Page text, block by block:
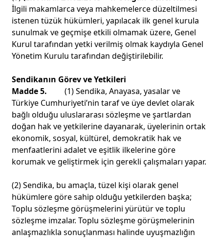
İlgili makamlarca veya mahkemelerce düzeltilmesi
istenen tüzük hükümleri, yapılacak ilk genel kurula
sunulmak ve geçmişe etkili olmamak üzere, Genel
Kurul tarafından yetki verilmiş olmak kaydıyla Genel
Yönetim Kurulu tarafından değiştirilebilir.
Sendikanın Görev ve Yetkileri
Madde 5. (1) Sendika, Anayasa, yasalar ve
Türkiye Cumhuriyeti’nin taraf ve üye devlet olarak
bağlı olduğu uluslararası sözleşme ve şartlardan
doğan hak ve yetkilerine dayanarak, üyelerinin ortak
ekonomik, sosyal, kültürel, demokratik hak ve
menfaatlerini adalet ve eşitlik ilkelerine göre
korumak ve geliştirmek için gerekli çalışmaları yapar.
(2) Sendika, bu amaçla, tüzel kişi olarak genel
hükümlere göre sahip olduğu yetkilerden başka;
Toplu sözleşme görüşmelerini yürütür ve toplu
sözleşme imzalar. Toplu sözleşme görüşmelerinin
anlaşmazlıkla sonuçlanması halinde uyuşmazlığın